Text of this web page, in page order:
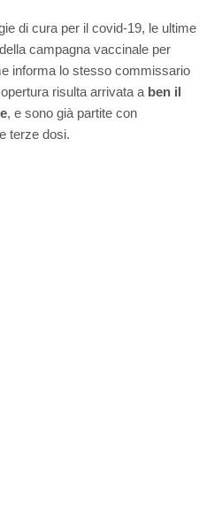
di cura per il covid-19, le ultime
campagna vaccinale per
informa lo stesso commissario
risulta arrivata a ben il
, e sono già partite con
terze dosi.